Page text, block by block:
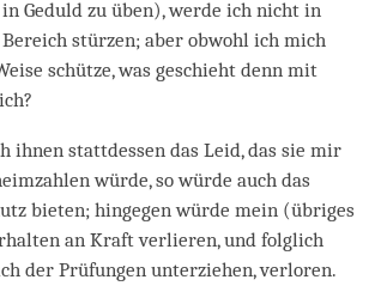
Geduld zu üben), werde ich nicht in
stürzen; aber obwohl ich mich
schütze, was geschieht denn mit
ihnen stattdessen das Leid, das sie mir
würde, so würde auch das
bieten; hingegen würde mein (übriges
an Kraft verlieren, und folglich
der Prüfungen unterziehen, verloren.